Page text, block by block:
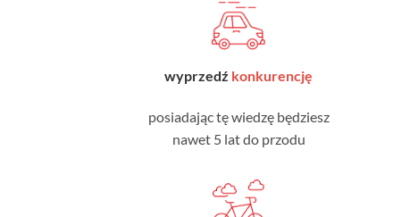
wyprzedź konkurencję
posiadając tę wiedzę będziesz
nawet 5 lat do przodu